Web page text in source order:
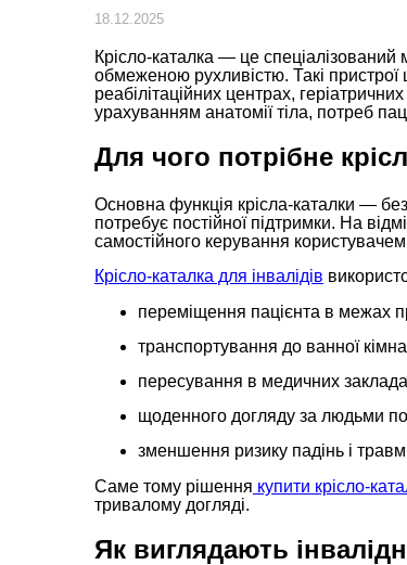
18.12.2025
Крісло-каталка — це
обмеженою рухливістю. Такі пристрої
реабілітаційних центрах,
урахуванням анатомії тіла, потреб
Для чого потрібне
Основна функція крісла-каталки —
потребує постійної підтримки. На
самостійного керування
Крісло-каталка для інвалідів
переміщення пацієнта в межах
транспортування до ванної
пересування в медичних
щоденного догляду за людьми
зменшення ризику падінь і
Саме тому рішення купити крісло-
тривалому догляді.
Як виглядають